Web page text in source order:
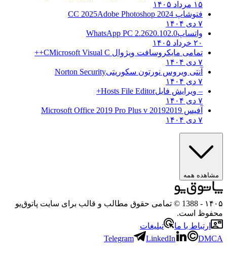
۱۵ مرداد ۱۴۰۵
فتوشاپ CC 2025 Adobe Photoshop 2024
۷ دی ۱۴۰۴
واتساپWhatsApp PC 2.2620.102.0
۲۰ خرداد ۱۴۰۵
تمامی مایکروسافت ویژوال C Microsoft Visual C++
۷ دی ۱۴۰۴
آنتی ویروس نورتون سکوریتیNorton Security
۷ دی ۱۴۰۴
– ویرایش فایلHosts File Editor+
۷ دی ۱۴۰۴
آفیس 2019 2019 Microsoft Office 2019 Pro Plus v
۷ دی ۱۴۰۴
مشاهده همه
۱۴۰۵
- 1388 © تمامی حقوق مطالب و قالب برای سایت پاتوق‌یو
محفوظ است.
ارتباط با ما
تبلیغات
Telegram
LinkedIn DMCA